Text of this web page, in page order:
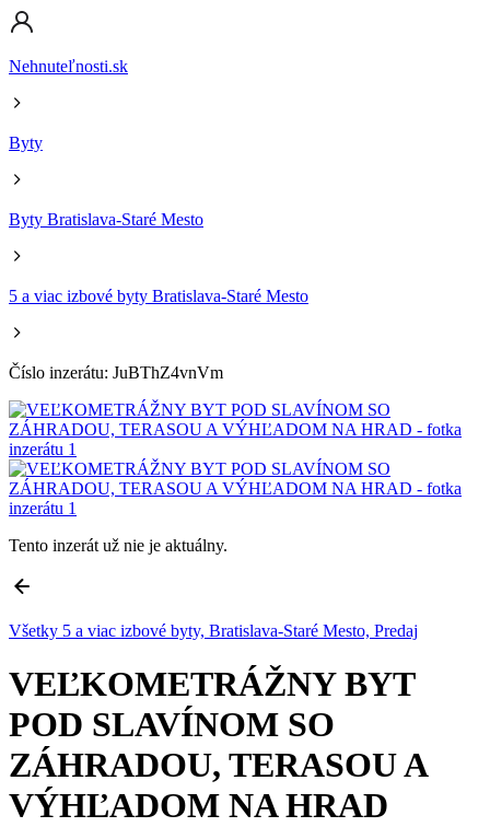
Nehnuteľnosti.sk
Byty
Byty Bratislava-Staré Mesto
5 a viac izbové byty Bratislava-Staré Mesto
Číslo inzerátu: JuBThZ4vnVm
Tento inzerát už nie je aktuálny.
Všetky 5 a viac izbové byty, Bratislava-Staré Mesto, Predaj
VEĽKOMETRÁŽNY BYT
POD SLAVÍNOM SO
ZÁHRADOU, TERASOU A
VÝHĽADOM NA HRAD